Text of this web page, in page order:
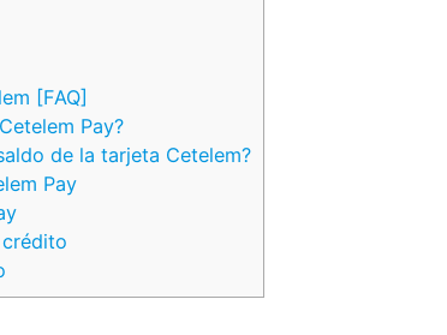
[FAQ]
Pay?
de la tarjeta Cetelem?
Pay